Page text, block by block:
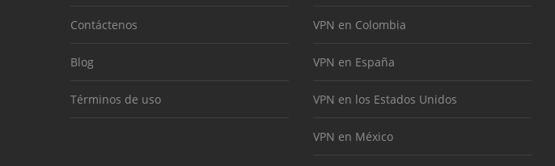
Contáctenos
Blog
Términos de uso
VPN en Colombia
VPN en España
VPN en los Estados Unidos
VPN en México